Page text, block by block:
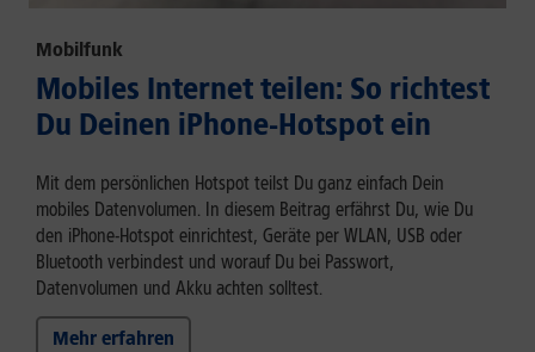
Mobilfunk
Mobiles Internet teilen: So richtest
Du Deinen iPhone-Hotspot ein
Mit dem persönlichen Hotspot teilst Du ganz einfach Dein
mobiles Datenvolumen. In diesem Beitrag erfährst Du, wie Du
den iPhone-Hotspot einrichtest, Geräte per WLAN, USB oder
Bluetooth verbindest und worauf Du bei Passwort,
Datenvolumen und Akku achten solltest.
Mehr erfahren